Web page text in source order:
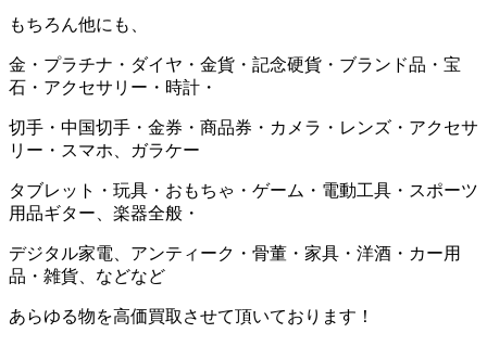
もちろん他にも、
金・プラチナ・ダイヤ・金貨・記念硬貨・ブランド品・宝
石・アクセサリー・時計・
切手・中国切手・金券・商品券・カメラ・レンズ・アクセサ
リー・スマホ、ガラケー
タブレット・玩具・おもちゃ・ゲーム・電動工具・スポーツ
用品ギター、楽器全般・
デジタル家電、アンティーク・骨董・家具・洋酒・カー用
品・雑貨、などなど
あらゆる物を高価買取させて頂いております！